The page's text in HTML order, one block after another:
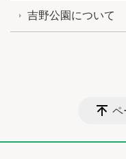
吉野公園について
ペ